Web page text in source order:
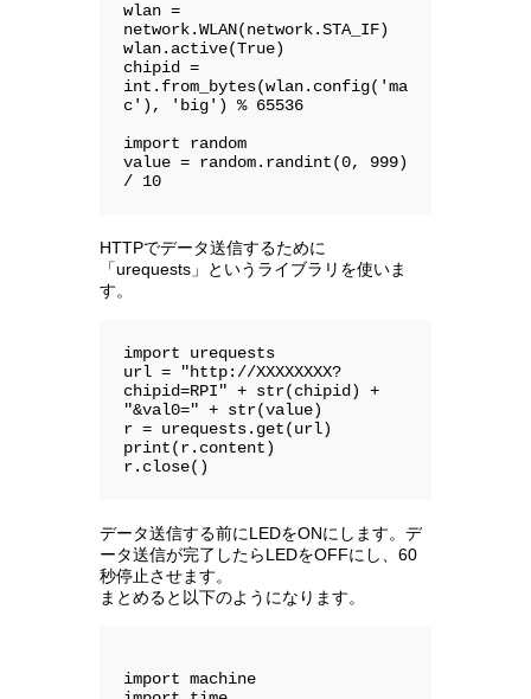
wlan =
network.WLAN(network.STA_IF)
wlan.active(True)
chipid =
int.from_bytes(wlan.config('ma
c'), 'big') % 65536
import random
value = random.randint(0, 999)
/ 10
HTTPでデータ送信するために
「urequests」というライブラリを使いま
す。
import urequests
url = "http://XXXXXXXX?
chipid=RPI" + str(chipid) +
"&val0=" + str(value)
r = urequests.get(url)
print(r.content)
r.close()
データ送信する前にLEDをONにします。デ
ータ送信が完了したらLEDをOFFにし、60
秒停止させます。
まとめると以下のようになります。
import machine